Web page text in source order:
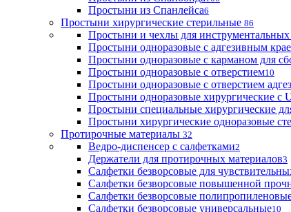
Простыни из Спанлейса6
Простыни хирургические стерильные 86
Простыни и чехлы для инструментальных
Простыни одноразовые с адгезивным
Простыни одноразовые с карманом для
Простыни одноразовые с отверстием10
Простыни одноразовые с отверстием
Простыни одноразовые хирургические с
Простыни специальные хирургические
Простыни хирургические одноразовые
Протирочные материалы 32
Ведро-диспенсер с салфетками2
Держатели для протирочных материалов3
Салфетки безворсовые для
Салфетки безворсовые повышенной
Салфетки безворсовые
Салфетки безворсовые универсальные10